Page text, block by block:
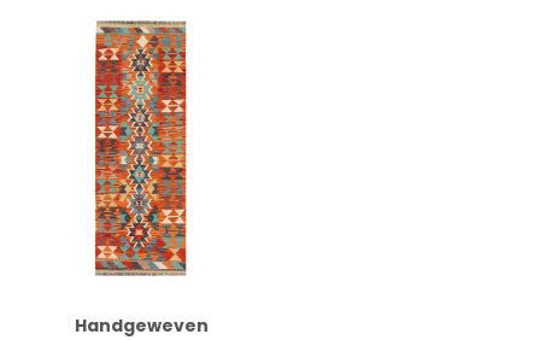
Handgeweven